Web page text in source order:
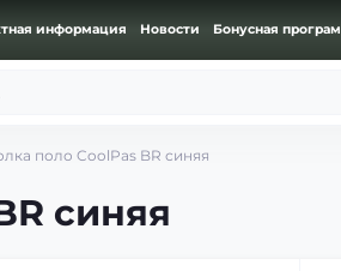
информация Новости Бонусная
поло CoolPas BR синяя
синяя